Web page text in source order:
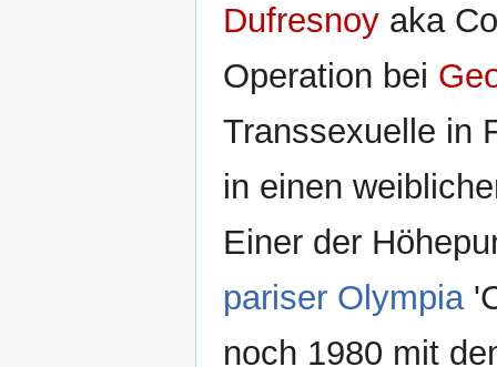
Dufresnoy aka
Operation bei
Transsexuelle in
in einen
Einer der
pariser Olympia
noch 1980 mit